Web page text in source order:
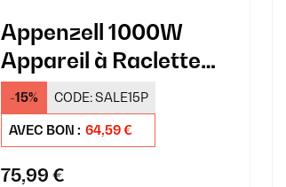
Appenzell 1000W
Appareil à Raclette
Noir
-15% CODE:SALE15P
AVEC BON : 64,59 €
75,99 €